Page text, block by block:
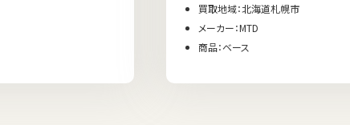
買取地域：北海道札幌市
メーカー：MTD
商品：ベース